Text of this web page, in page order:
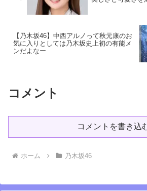
【乃木坂46】中西アルノって秋元康のお
気に入りとしては乃木坂史上初の有能メ
ンだよなー
コメント
コメントを書き込
ホーム 乃木坂46